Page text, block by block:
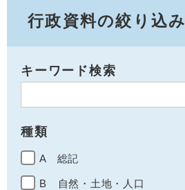
行政資料の絞り込み
キーワード検索
種類
A 総記
B 自然・土地・人口